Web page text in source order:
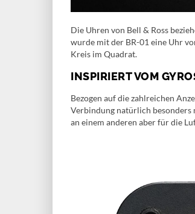
Die Uhren von Bell & Ross
wurde mit der BR-01 eine Uhr
Kreis im Quadrat.
INSPIRIERT VOM
Bezogen auf die zahlreichen
Verbindung natürlich besonders
an einem anderen aber für die